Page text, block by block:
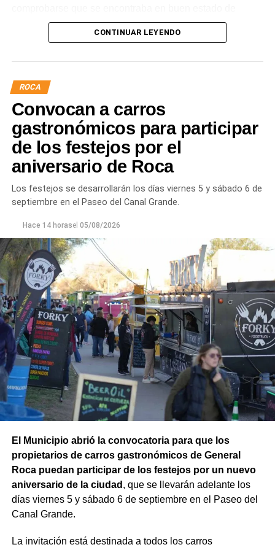
para el lobo marino como para vecinos, turistas y
mascotas que circulaban por el lugar. Tras una
evaluación clínica, el animal fue trasladado mediante
protocolos de manejo seguro y liberado en un ambiente
adecuado para su descanso.
En la misma jornada, el equipo también rescató un
ejemplar de macá plateado, una especie característica de
la Patagonia. El ave fue trasladada para su evaluación y
permanece en rehabilitación, donde recibe los cuidados
necesarios hasta que esté en condiciones de ser liberada
nuevamente en su ambiente natural.
El subsecretario de Fauna Silvestre, Iván López, destacó
el trabajo realizado por los equipos: “Cada rescate refleja
el compromiso de nuestros equipos con la protección de
la fauna silvestre y con una convivencia responsable
entre las personas y la naturaleza. Quiero destacar
especialmente el trabajo conjunto de todos los
CONTINUAR LEYENDO
ROCA
Convocan a carros
gastronómicos para participar
de los festejos por el
aniversario de Roca
Los festejos se desarrollarán los días viernes 5 y sábado 6 de
septiembre en el Paseo del Canal Grande.
Hace 14 horasel 05/08/2026
El Municipio abrió la convocatoria para que los
propietarios de carros gastronómicos de General
Roca puedan participar de los festejos por un nuevo
aniversario de la ciudad , que se llevarán adelante los
días viernes 5 y sábado 6 de septiembre en el Paseo del
Canal Grande.
La invitación está destinada a todos los carros